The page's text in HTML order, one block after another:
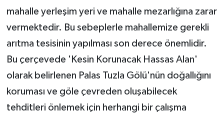
mahalle yerleşim yeri ve mahalle mezarlığına zarar
vermektedir. Bu sebeplerle mahallemize gerekli
arıtma tesisinin yapılması son derece önemlidir.
Bu çerçevede 'Kesin Korunacak Hassas Alan'
olarak belirlenen Palas Tuzla Gölü'nün doğallığını
koruması ve göle çevreden oluşabilecek
tehditleri önlemek için herhangi bir çalışma